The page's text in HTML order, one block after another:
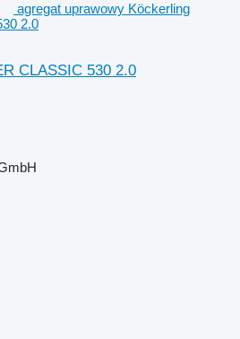
agregat uprawowy Köckerling
2.0
CLASSIC 530 2.0